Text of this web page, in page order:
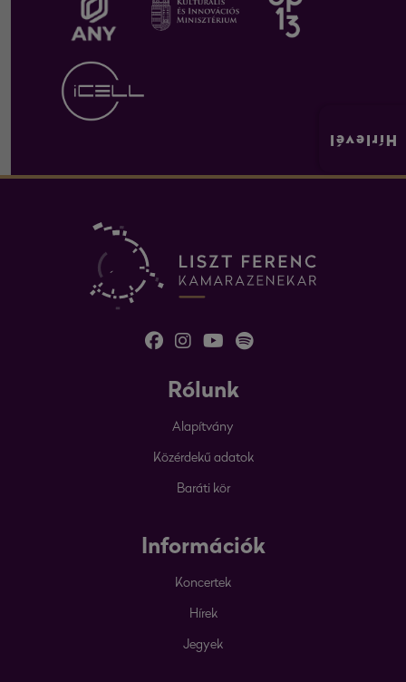
Hírlevél
Rólunk
Alapítvány
Közérdekű adatok
Baráti kör
Információk
Koncertek
Hírek
Jegyek